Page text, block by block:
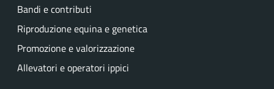
Bandi e contributi
Riproduzione equina e genetica
Promozione e valorizzazione
Allevatori e operatori ippici